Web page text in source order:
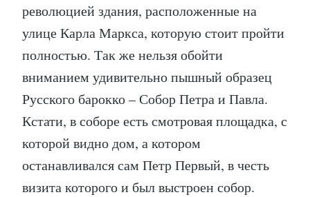
революцией здания, расположенные на
улице Карла Маркса, которую стоит пройти
полностью. Так же нельзя обойти
вниманием удивительно пышный образец
Русского барокко – Собор Петра и Павла.
Кстати, в соборе есть смотровая площадка, с
которой видно дом, а котором
останавливался сам Петр Первый, в честь
визита которого и был выстроен собор.